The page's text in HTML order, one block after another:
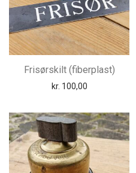
Frisørskilt (fiberplast)
kr. 100,00